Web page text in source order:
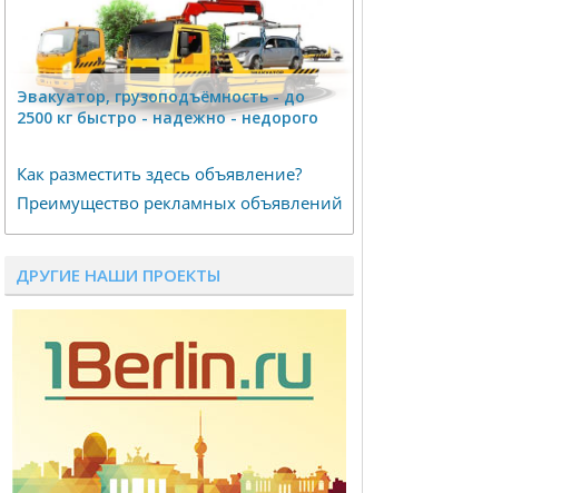
Эвакуатор, гpузоподъёмность - дo
2500 кг быстро - надeжно - недорого
Как разместить здесь объявление?
Преимущество рекламных объявлений
ДРУГИЕ НАШИ ПРОЕКТЫ